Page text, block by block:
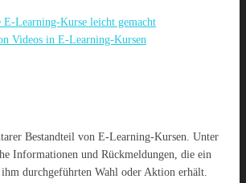
E-Learning-Kurse leicht gemacht
Videos in E-Learning-Kursen
Bestandteil von E-Learning-Kursen. Unter
Informationen und Rückmeldungen, die ein
durchgeführten Wahl oder Aktion erhält.